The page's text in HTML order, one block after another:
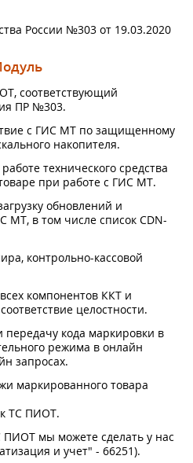
России №303 от 19.03.2020
соответствующий
ПР №303.
с ГИС МТ по защищенному
накопителя.
технического средства
при работе с ГИС МТ.
обновлений и
МТ, в том числе список CDN-
контрольно-кассовой
компонентов ККТ и
целостности.
кода маркировки в
режима в онлайн
запросах.
маркированного товара
ТС ПИОТ.
мы можете сделать у нас
и учет" - 66251).